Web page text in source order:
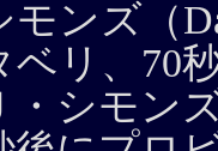
ンズ（
ベリ、70
シモン